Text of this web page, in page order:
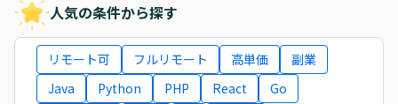
人気の条件から探す
リモート可 フルリモート 高単価
副業
Java
Python PHP React
Go